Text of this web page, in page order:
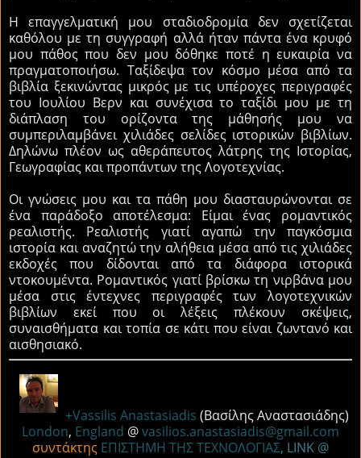
Η επαγγελματική μου σταδιοδρομία δεν σχετίζεται
καθόλου με τη συγγραφή αλλά ήταν πάντα ένα κρυφό
μου πάθος που δεν μου δόθηκε ποτέ η ευκαιρία να
πραγματοποιήσω. Ταξίδεψα τον κόσμο μέσα από τα
βιβλία ξεκινώντας μικρός με τις υπέροχες περιγραφές
του Ιουλίου Βερν και συνέχισα το ταξίδι μου με τη
διάπλαση του ορίζοντα της μάθησής μου να
συμπεριλαμβάνει χιλιάδες σελίδες ιστορικών βιβλίων.
Δηλώνω πλέον ως αθεράπευτος λάτρης της Ιστορίας,
Γεωγραφίας και προπάντων της Λογοτεχνίας.
Οι γνώσεις μου και τα πάθη μου διασταυρώνονται σε
ένα παράδοξο αποτέλεσμα: Είμαι ένας ρομαντικός
ρεαλιστής. Ρεαλιστής γιατί αγαπώ την παγκόσμια
ιστορία και αναζητώ την αλήθεια μέσα από τις χιλιάδες
εκδοχές που δίδονται από τα διάφορα ιστορικά
ντοκουμέντα. Ρομαντικός γιατί βρίσκω τη νιρβάνα μου
μέσα στις έντεχνες περιγραφές των λογοτεχνικών
βιβλίων εκεί που οι λέξεις πλέκουν σκέψεις,
συναισθήματα και τοπία σε κάτι που είναι ζωντανό και
αισθησιακό.
+Vassilis Anastasiadis (Βασίλης Αναστασιάδης)
London, England @vasilios.anastasiadis@gmail.com
συντάκτης ΕΠΙΣΤΗΜΗ ΤΗΣ ΤΕΧΝΟΛΟΓΙΑΣ, LINK @